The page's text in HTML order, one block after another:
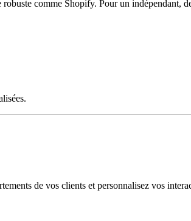
comme Shopify. Pour un indépendant,
de vos clients et personnalisez vos